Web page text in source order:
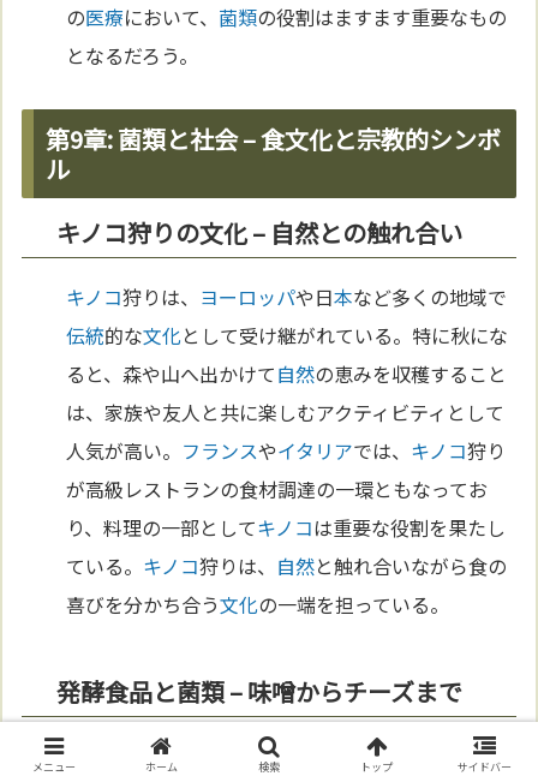
の医療において、 菌類の役割はますます重要なもの
となるだろう。
第9章: 菌類と社会 – 食文化と宗教的シンボ
ル
キノコ狩りの文化 – 自然との触れ合い
キノコ狩りは、 ヨーロッパや日本など多くの地域で
伝統的な文化として受け継がれている。特に秋にな
ると、森や山へ出かけて自然の恵みを収穫すること
は、家族や友人と共に楽しむアクティビティとして
人気が高い。 フランスやイタリアでは、 キノコ狩り
が高級レストランの食材調達の一環ともなってお
り、料理の一部としてキノコは重要な役割を果たし
ている。 キノコ狩りは、 自然と触れ合いながら食の
喜びを分かち合う文化の一端を担っている。
発酵食品と菌類 – 味噌からチーズまで
菌類 の力を利用した古代から続く 技術 であ
メニュー ホーム 検索 トップ サイドバー